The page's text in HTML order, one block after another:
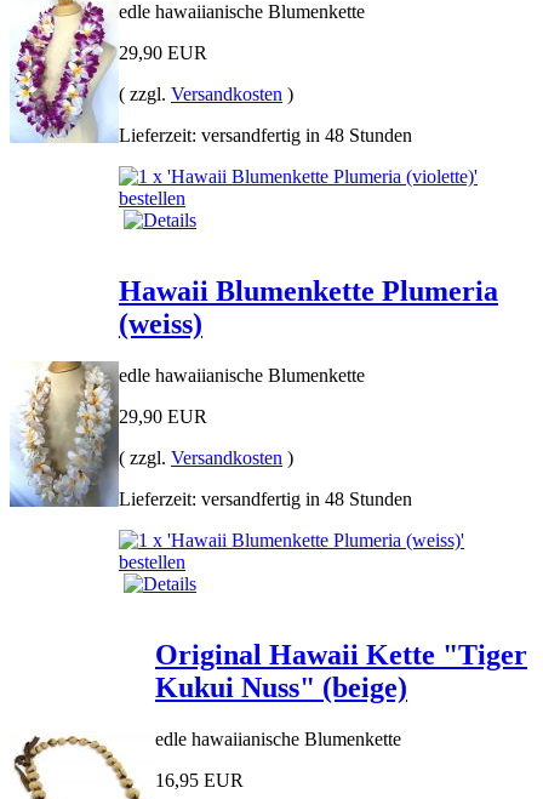
edle hawaiianische Blumenkette
29,90 EUR
( zzgl. Versandkosten )
Lieferzeit: versandfertig in 48 Stunden
Hawaii Blumenkette Plumeria
(weiss)
edle hawaiianische Blumenkette
29,90 EUR
( zzgl. Versandkosten )
Lieferzeit: versandfertig in 48 Stunden
Original Hawaii Kette "Tiger
Kukui Nuss" (beige)
edle hawaiianische Blumenkette
16,95 EUR